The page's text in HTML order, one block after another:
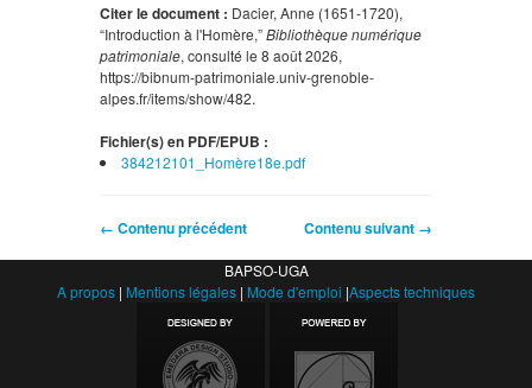
Citer le document : Dacier, Anne (1651-1720),
“Introduction à l'Homère,”Bibliothèque numérique
patrimoniale, consulté le 8 août 2026,
https://bibnum-patrimoniale.univ-grenoble-
alpes.fr/items/show/482.
Fichier(s) en PDF/EPUB :
384212101_Homère18e.pdf
← Contenu précédent Contenu suivant →
BAPSO-UGA
A propos | Mentions légales | Mode d'emploi |Aspects techniques